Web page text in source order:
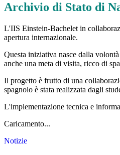
Archivio di Stato di
L'IIS Einstein-Bachelet in
apertura internazionale.
Questa iniziativa nasce dalla
anche una meta di visita, ricco di
Il progetto è frutto di una
spagnolo è stata realizzata dagli
L'implementazione tecnica e
Caricamento...
Notizie